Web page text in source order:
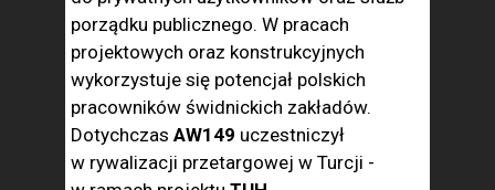
porządku publicznego. W pracach
projektowych oraz konstrukcyjnych
wykorzystuje się potencjał polskich
pracowników świdnickich zakładów.
Dotychczas AW149 uczestniczył
w rywalizacji przetargowej w Turcji -